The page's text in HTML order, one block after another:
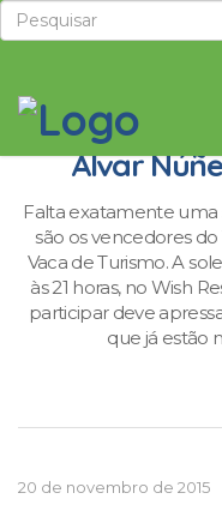
Garanta seu
Alvar
Falta exatamente
são os vencedores
Vaca de Turismo. A
às 21 horas, no Wish
participar deve
que já estão
20 de novembro de 2015